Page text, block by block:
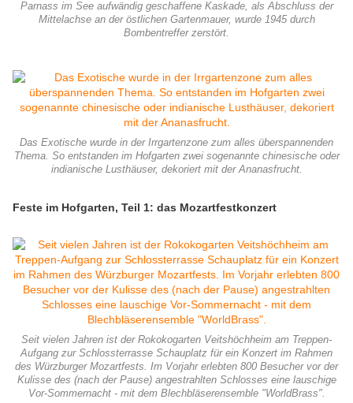
Parnass im See aufwändig geschaffene Kaskade, als Abschluss der
Mittelachse an der östlichen Gartenmauer, wurde 1945 durch
Bombentreffer zerstört.
Das Exotische wurde in der Irrgartenzone zum alles überspannenden
Thema. So entstanden im Hofgarten zwei sogenannte chinesische oder
indianische Lusthäuser, dekoriert mit der Ananasfrucht.
Feste im Hofgarten, Teil 1: das Mozartfestkonzert
Seit vielen Jahren ist der Rokokogarten Veitshöchheim am Treppen-
Aufgang zur Schlossterrasse Schauplatz für ein Konzert im Rahmen
des Würzburger Mozartfests. Im Vorjahr erlebten 800 Besucher vor der
Kulisse des (nach der Pause) angestrahlten Schlosses eine lauschige
Vor-Sommernacht - mit dem Blechbläserensemble "WorldBrass".